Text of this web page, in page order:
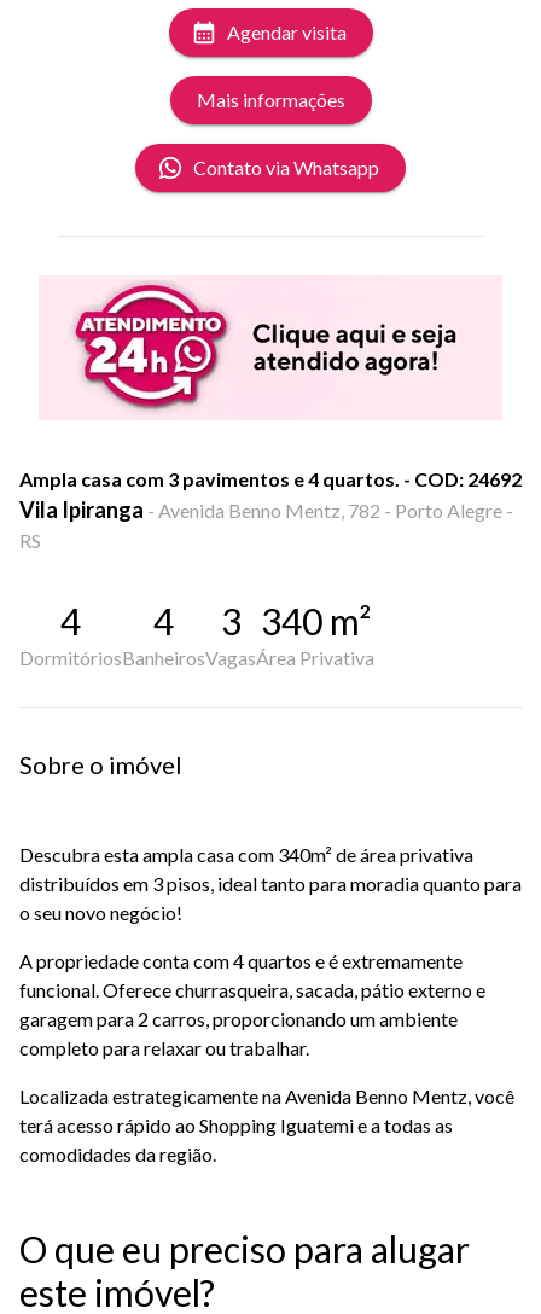
Agendar visita
Mais informações
Contato via Whatsapp
Ampla casa com 3 pavimentos e 4 quartos. - COD: 24692
Vila Ipiranga - Avenida Benno Mentz, 782 - Porto Alegre -
RS
4
Dormitórios
4
Banheiros
3
Vagas
340 m²
Área Privativa
Sobre o imóvel
Descubra esta ampla casa com 340m² de área privativa
distribuídos em 3 pisos, ideal tanto para moradia quanto para
o seu novo negócio!
A propriedade conta com 4 quartos e é extremamente
funcional. Oferece churrasqueira, sacada, pátio externo e
garagem para 2 carros, proporcionando um ambiente
completo para relaxar ou trabalhar.
Localizada estrategicamente na Avenida Benno Mentz, você
terá acesso rápido ao Shopping Iguatemi e a todas as
comodidades da região.
O que eu preciso para alugar
este imóvel?